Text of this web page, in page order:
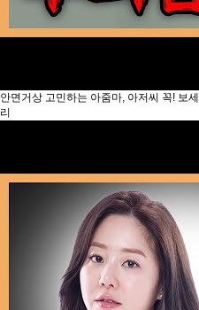
안면거상 고민하는 아줌마, 아저씨 꼭! 보
리